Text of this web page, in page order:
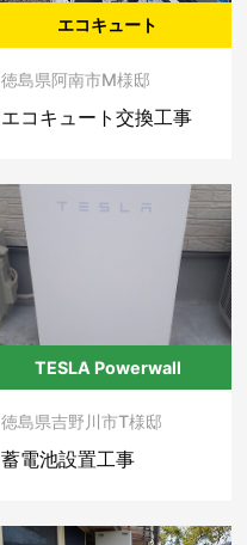
エコキュート
徳島県阿南市M様邸
エコキュート交換工事
TESLA Powerwall
徳島県吉野川市T様邸
蓄電池設置工事